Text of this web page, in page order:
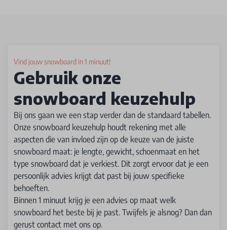
Vind jouw snowboard in 1 minuut!
Gebruik onze
snowboard keuzehulp
Bij ons gaan we een stap verder dan de standaard tabellen.
Onze snowboard keuzehulp houdt rekening met alle
aspecten die van invloed zijn op de keuze van de juiste
snowboard maat: je lengte, gewicht, schoenmaat en het
type snowboard dat je verkiest. Dit zorgt ervoor dat je een
persoonlijk advies krijgt dat past bij jouw specifieke
behoeften.
Binnen 1 minuut krijg je een advies op maat welk
snowboard het beste bij je past. Twijfels je alsnog? Dan dan
gerust contact met ons op.